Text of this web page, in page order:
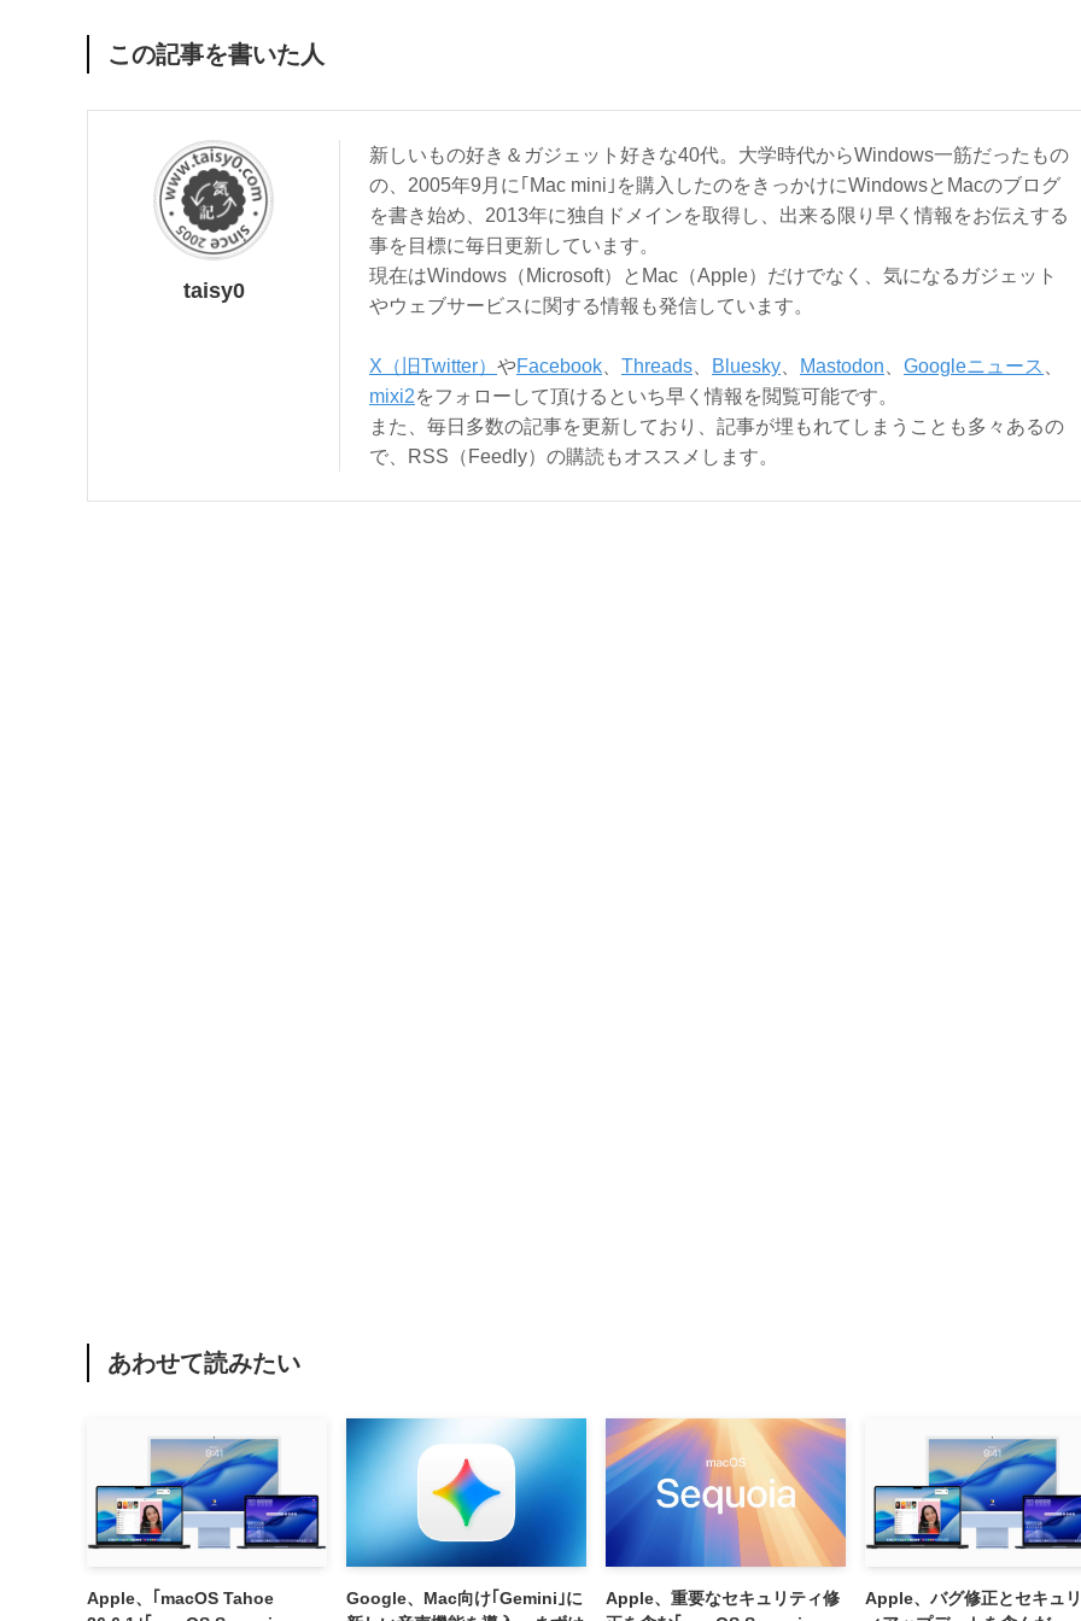
この記事を書いた人
taisy0
新しいもの好き＆ガジェット好きな40代。大学時代からWindows一筋だったもの
の、2005年9月に｢Mac mini｣を購入したのをきっかけにWindowsとMacのブログ
を書き始め、2013年に独自ドメインを取得し、出来る限り早く情報をお伝えする
事を目標に毎日更新しています。
現在はWindows（Microsoft）とMac（Apple）だけでなく、気になるガジェット
やウェブサービスに関する情報も発信しています。
X（旧Twitter） やFacebook Threads Bluesky Mastodon Googleニュース
mixi2をフォローして頂けるといち早く情報を閲覧可能です。
また、毎日多数の記事を更新しており、記事が埋もれてしまうことも多々あるの
で、RSS（Feedly）の購読もオススメします。
あわせて読みたい
Apple、｢macOS Tahoe
Google、Mac向け｢Gemini｣に
Apple、重要なセキュリティ修
Apple、バグ修正とセキュ